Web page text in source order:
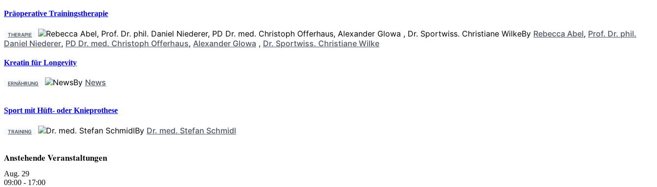
Präoperative Trainingstherapie
THERAPIE By Rebecca Abel, Prof. Dr. phil.
Daniel Niederer, PD Dr. med. Christoph Offerhaus, Alexander Glowa , Dr. Sportwiss. Christiane Wilke
Kreatin für Longevity
ERNÄHRUNG By News
Sport mit Hüft- oder Knieprothese
TRAINING By Dr. med. Stefan Schmidl
Anstehende Veranstaltungen
Aug. 29
09:00 - 17:00